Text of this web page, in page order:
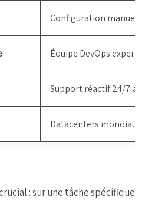
Configuration
Équipe DevOps
Support réactif 24/7
Datacenters
: sur une tâche spécifique